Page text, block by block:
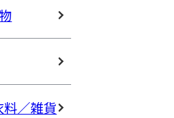
料／雑貨